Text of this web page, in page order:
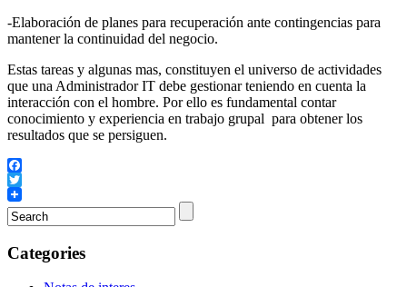
-Elaboración de planes para recuperación ante contingencias para
mantener la continuidad del negocio.
Estas tareas y algunas mas, constituyen el universo de actividades
que una Administrador IT debe gestionar teniendo en cuenta la
interacción con el hombre. Por ello es fundamental contar
conocimiento y experiencia en trabajo grupal para obtener los
resultados que se persiguen.
Facebook
Twitter
Categories